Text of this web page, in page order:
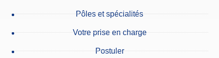
Pôles et spécialités
Votre prise en charge
Postuler